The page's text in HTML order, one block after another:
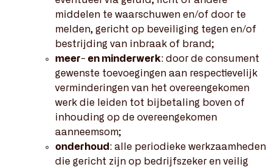
middelen te waarschuwen en/of door te
melden, gericht op beveiliging tegen en/of
bestrijding van inbraak of brand;
meer- en minderwerk: door de consument
gewenste toevoegingen aan respectievelijk
verminderingen van het overeengekomen
werk die leiden tot bijbetaling boven of
inhouding op de overeengekomen
aanneemsom;
onderhoud : alle periodieke werkzaamheden
die gericht zijn op bedrijfszeker en veilig